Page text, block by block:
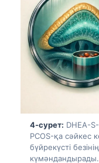
4-сурет: DHEA-
PCOS-қа сәйкес
бүйрекүсті
күмәндандырады.